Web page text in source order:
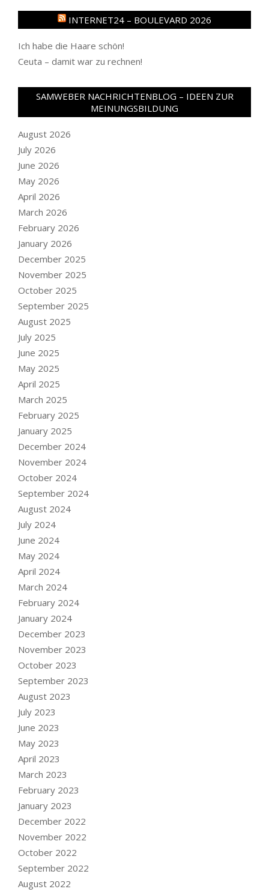
INTERNET24 – BOULEVARD 2026
Ich habe die Haare schön!
Ceuta – damit war zu rechnen!
SAMWEBER NACHRICHTENBLOG – IDEEN ZUR
MEINUNGSBILDUNG
August 2026
July 2026
June 2026
May 2026
April 2026
March 2026
February 2026
January 2026
December 2025
November 2025
October 2025
September 2025
August 2025
July 2025
June 2025
May 2025
April 2025
March 2025
February 2025
January 2025
December 2024
November 2024
October 2024
September 2024
August 2024
July 2024
June 2024
May 2024
April 2024
March 2024
February 2024
January 2024
December 2023
November 2023
October 2023
September 2023
August 2023
July 2023
June 2023
May 2023
April 2023
March 2023
February 2023
January 2023
December 2022
November 2022
October 2022
September 2022
August 2022